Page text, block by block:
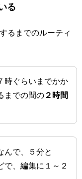
る
るまでのルーティ
時ぐらいまでかか
までの間の２時間
んで、５分と
、編集に１～２